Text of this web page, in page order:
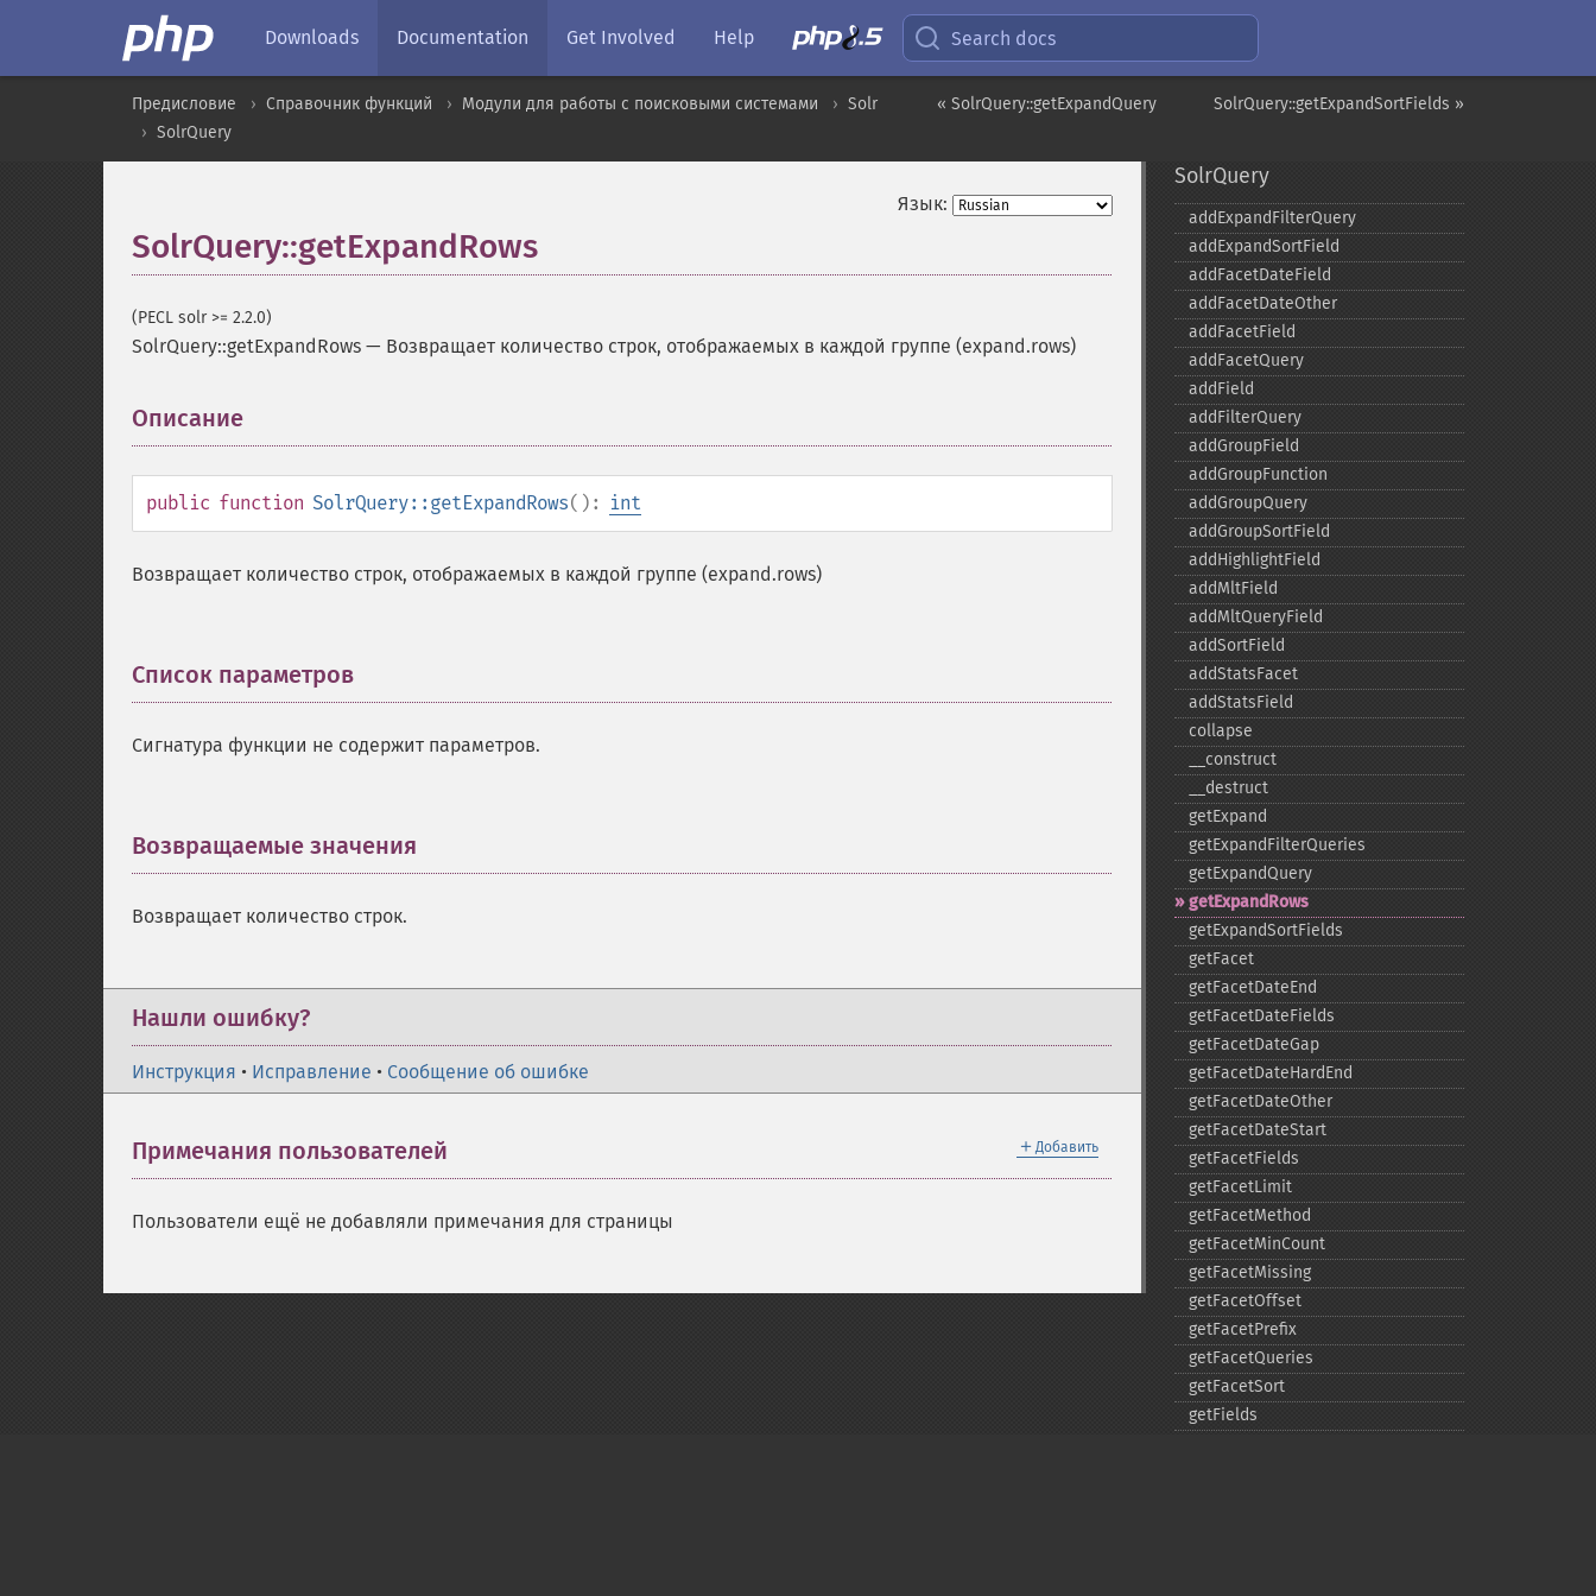
Downloads Documentation Get Involved Help Search docs
SolrQuery::getExpandSortFields »
« SolrQuery::getExpandQuery
Предисловие Справочник функций Модули для работы с поисковыми системами
Solr
SolrQuery
Язык:
SolrQuery::getExpandRows
(PECL solr >= 2.2.0)
SolrQuery::getExpandRows — Возвращает количество строк, отображаемых в каждой группе (expand.rows)
Описание
public function SolrQuery::getExpandRows(): int
Возвращает количество строк, отображаемых в каждой группе (expand.rows)
Список параметров
Сигнатура функции не содержит параметров.
Возвращаемые значения
Возвращает количество строк.
Нашли ошибку?
Инструкция • Исправление • Сообщение об ошибке
＋ Добавить
Примечания пользователей
Пользователи ещё не добавляли примечания для страницы
SolrQuery
addExpandFilterQuery
addExpandSortField
addFacetDateField
addFacetDateOther
addFacetField
addFacetQuery
addField
addFilterQuery
addGroupField
addGroupFunction
addGroupQuery
addGroupSortField
addHighlightField
addMltField
addMltQueryField
addSortField
addStatsFacet
addStatsField
collapse
_​_​construct
_​_​destruct
getExpand
getExpandFilterQueries
getExpandQuery
getExpandRows
getExpandSortFields
getFacet
getFacetDateEnd
getFacetDateFields
getFacetDateGap
getFacetDateHardEnd
getFacetDateOther
getFacetDateStart
getFacetFields
getFacetLimit
getFacetMethod
getFacetMinCount
getFacetMissing
getFacetOffset
getFacetPrefix
getFacetQueries
getFacetSort
getFields